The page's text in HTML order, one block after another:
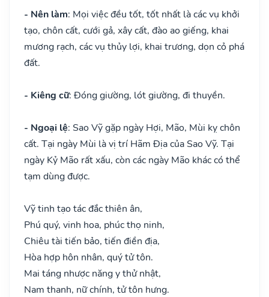
- Nên làm: Mọi việc đều tốt, tốt nhất là các vụ khởi
tạo, chôn cất, cưới gả, xây cất, đào ao giếng, khai
mương rạch, các vụ thủy lợi, khai trương, dọn cỏ phá
đất.
- Kiêng cữ: Đóng giường, lót giường, đi thuyền.
- Ngoại lệ: Sao Vỹ gặp ngày Hợi, Mão, Mùi kỵ chôn
cất. Tại ngày Mùi là vị trí Hãm Địa của Sao Vỹ. Tại
ngày Kỷ Mão rất xấu, còn các ngày Mão khác có thể
tạm dùng được.
Vỹ tinh tạo tác đắc thiên ân,
Phú quý, vinh hoa, phúc thọ ninh,
Chiêu tài tiến bảo, tiến điền địa,
Hòa hợp hôn nhân, quý tử tôn.
Mai táng nhược năng y thử nhật,
Nam thanh, nữ chính, tử tôn hưng.